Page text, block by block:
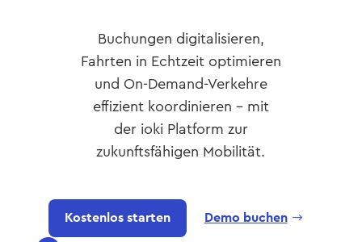
Buchungen digitalisieren,
Fahrten in Echtzeit optimieren
und On-Demand-Verkehre
effizient koordinieren – mit
der ioki Platform zur
zukunftsfähigen Mobilität.
Kostenlos starten Demo buchen